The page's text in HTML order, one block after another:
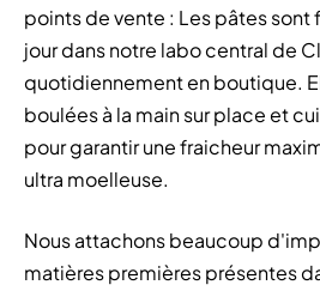
points de vente : Les pâtes
jour dans notre labo central de
quotidiennement en boutique.
boulées à la main sur place et
pour garantir une fraicheur
ultra moelleuse.
Nous attachons beaucoup
matières premières présentes